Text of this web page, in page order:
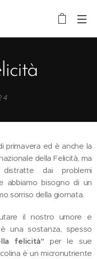
primavera ed è anche la
della Felicità, ma
dai problemi
abbiamo bisogno di un
sorriso della giornata.
il nostro umore e
una sostanza, spesso
felicità" per le sue
è un micronutriente